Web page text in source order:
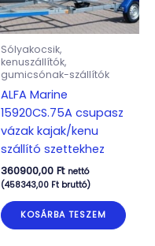
Sólyakocsik,
kenuszállítók,
gumicsónak-szállítók
ALFA Marine
15920CS.75A csupasz
vázak kajak/kenu
szállító szettekhez
360900,00 Ft nettó
(458343,00 Ftbruttó)
KOSÁRBA TESZEM